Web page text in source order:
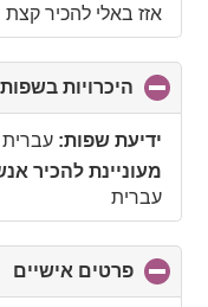
אזז באלי להכיר קצת
היכרויות
ידיעת שפות: עברית
מעוניינת להכיר
עברית
פרטים אישיים